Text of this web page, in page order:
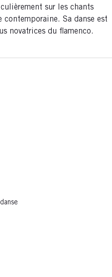
sur les chants
contemporaine. Sa danse est
novatrices du flamenco.